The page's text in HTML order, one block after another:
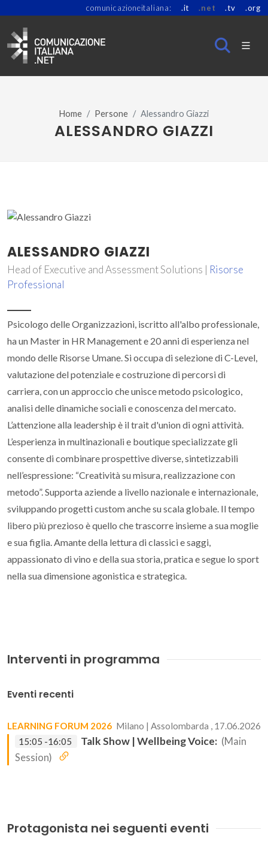
comunicazioneitaliana: .it .net .tv .org
Home Persone Alessandro Giazzi
ALESSANDRO GIAZZI
ALESSANDRO GIAZZI
Head of Executive and Assessment Solutions | Risorse
Professional
Psicologo delle Organizzazioni, iscritto all'albo professionale,
ha un Master in HR Management e 20 anni di esperienza nel
mondo delle Risorse Umane. Si occupa di selezione di C-Level,
valutazione del potenziale e costruzione di percorsi di
carriera, con un approccio che unisce metodo psicologico,
analisi delle dinamiche sociali e conoscenza del mercato.
L’attenzione alla leadership è il trait d'union di ogni attività.
L’esperienza in multinazionali e boutique specializzate gli
consente di combinare prospettive diverse, sintetizzabili
nell’espressione: “Creatività su misura, realizzazione con
metodo”. Supporta aziende a livello nazionale e internazionale,
sviluppando progetti custom anche su scala globale. Il tempo
libero più prezioso è quello che trascorre insieme a sua moglie
e sua figlia. Amante della lettura di classici e saggi,
appassionato di vino e della sua storia, pratica e segue lo sport
nella sua dimensione agonistica e strategica.
Interventi in programma
Eventi recenti
LEARNING FORUM 2026 Milano | Assolombarda , 17.06.2026
15:05 -16:05
Talk Show | Wellbeing Voice: (Main
Session)
Protagonista nei seguenti eventi